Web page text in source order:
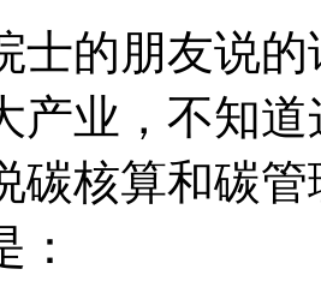
士的朋友说
产业，不知
碳核算和碳